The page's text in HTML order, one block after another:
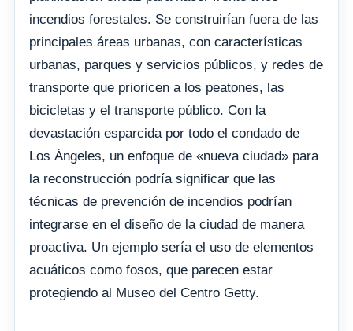
incendios forestales. Se construirían fuera de las
principales áreas urbanas, con características
urbanas, parques y servicios públicos, y redes de
transporte que prioricen a los peatones, las
bicicletas y el transporte público. Con la
devastación esparcida por todo el condado de
Los Ángeles, un enfoque de «nueva ciudad» para
la reconstrucción podría significar que las
técnicas de prevención de incendios podrían
integrarse en el diseño de la ciudad de manera
proactiva. Un ejemplo sería el uso de elementos
acuáticos como fosos, que parecen estar
protegiendo al Museo del Centro Getty.